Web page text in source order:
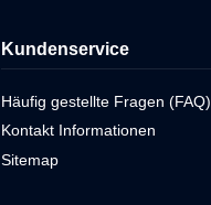
Kundenservice
Häufig gestellte Fragen (FAQ)
Kontakt Informationen
Sitemap